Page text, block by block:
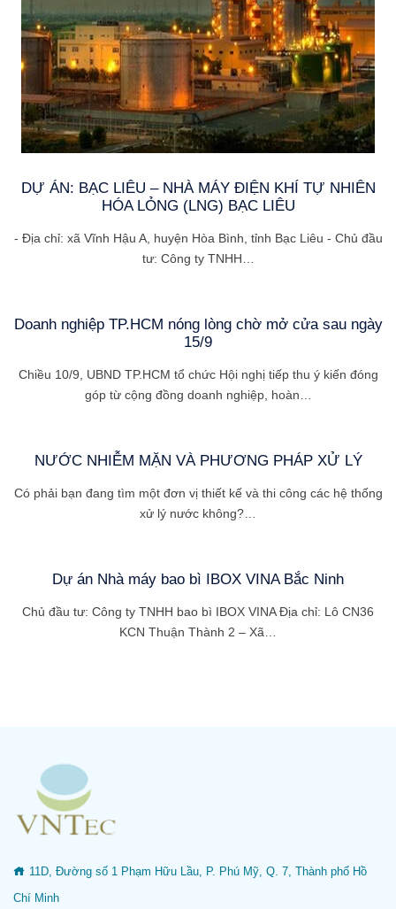
DỰ ÁN: BẠC LIÊU – NHÀ MÁY ĐIỆN KHÍ TỰ NHIÊN
HÓA LỎNG (LNG) BẠC LIÊU
- Địa chỉ: xã Vĩnh Hậu A, huyện Hòa Bình, tỉnh Bạc Liêu - Chủ đầu
tư: Công ty TNHH…
Doanh nghiệp TP.HCM nóng lòng chờ mở cửa sau ngày
15/9
Chiều 10/9, UBND TP.HCM tổ chức Hội nghị tiếp thu ý kiến đóng
góp từ cộng đồng doanh nghiệp, hoàn…
NƯỚC NHIỄM MẶN VÀ PHƯƠNG PHÁP XỬ LÝ
Có phải bạn đang tìm một đơn vị thiết kế và thi công các hệ thống
xử lý nước không?…
Dự án Nhà máy bao bì IBOX VINA Bắc Ninh
Chủ đầu tư: Công ty TNHH bao bì IBOX VINA Địa chỉ: Lô CN36
KCN Thuận Thành 2 – Xã…
11D, Đường số 1 Phạm Hữu Lầu, P. Phú Mỹ, Q. 7, Thành phố Hồ
Chí Minh